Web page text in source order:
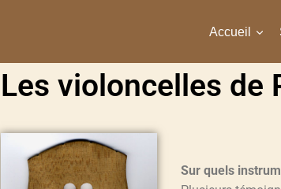
Accueil
Les violoncelles de
Sur quels